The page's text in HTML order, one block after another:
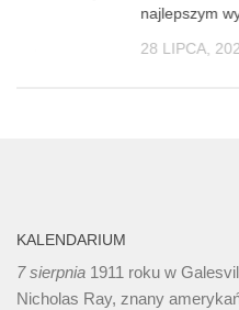
najlepszym
28 LIPCA,
KALENDARIUM
7 sierpnia 1911 roku w
Nicholas Ray, znany